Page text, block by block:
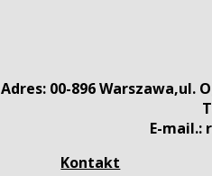
Adres: 00-896 Warszawa,ul.
E-mail.:
Kontakt